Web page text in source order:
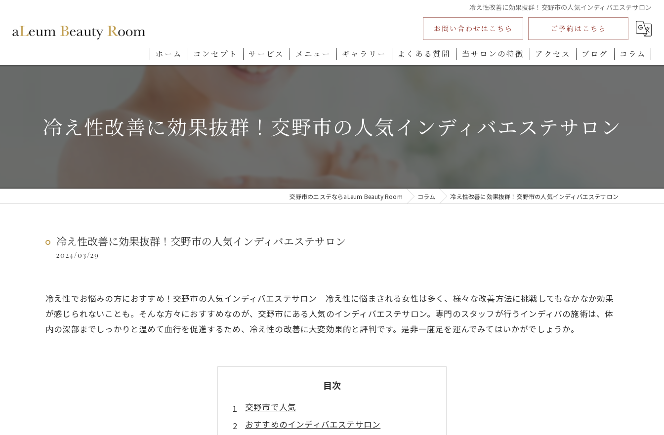
冷え性改善に効果抜群！交野市の人気インディバエステサロン
お問い合わせはこちら ご予約はこちら
ホーム コンセプト サービス メニュー ギャラリー よくある質問 当サロンの特徴
プライベートサロン
アクセス ブログ コラム
冷え性改善に効果抜群！交野市の人気インディバエステサロン
交野市のエステならaLeum Beauty Room コラム 冷え性改善に効果抜群！交野市の人気インディバエステサロン
冷え性改善に効果抜群！交野市の人気インディバエステサロン
2024/03/29
冷え性でお悩みの方におすすめ！交野市の人気インディバエステサロン 冷え性に悩まされる女性は多く、様々な改善方法に挑戦してもなかなか効果
が感じられないことも。そんな方々におすすめなのが、交野市にある人気のインディバエステサロン。専門のスタッフが行うインディバの施術は、体
内の深部までしっかりと温めて血行を促進するため、冷え性の改善に大変効果的と評判です。是非一度足を運んでみてはいかがでしょうか。
目次
交野市で人気
おすすめのインディバエステサロン